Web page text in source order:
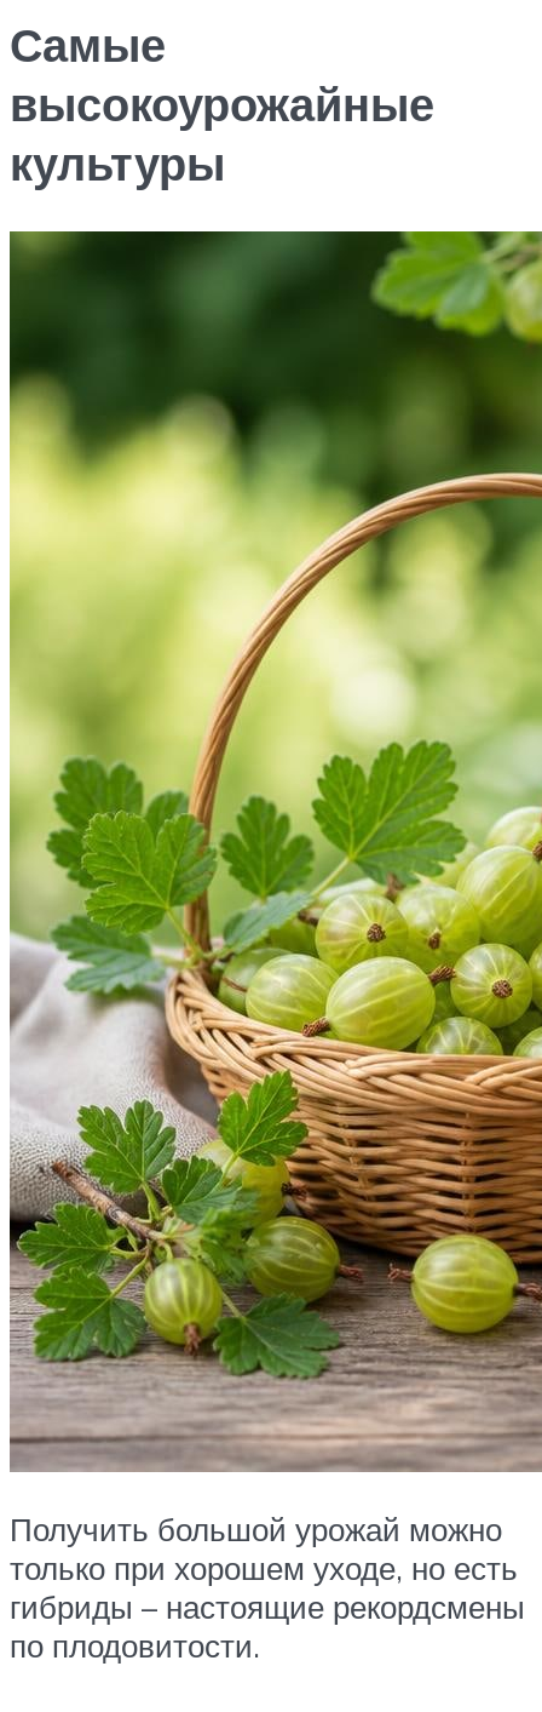
Самые
высокоурожайные
культуры
Получить большой урожай можно
только при хорошем уходе, но есть
гибриды – настоящие рекордсмены
по плодовитости.